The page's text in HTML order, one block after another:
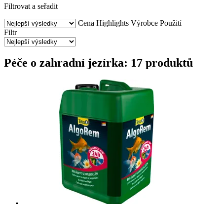
Filtrovat a seřadit
Cena Highlights Výrobce Použití
Filtr
Péče o zahradní jezírka: 17 produktů